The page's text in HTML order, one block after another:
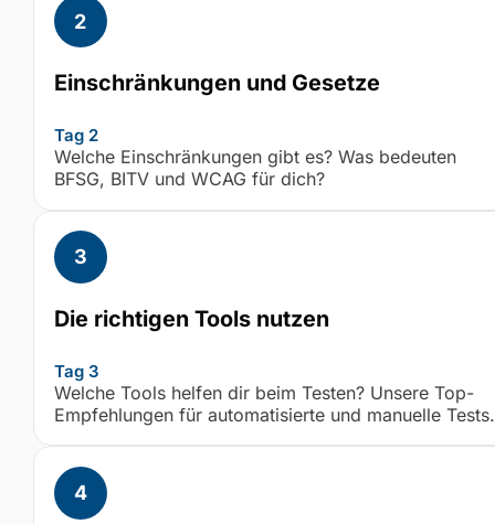
Einschränkungen und Gesetze
Tag 2
Welche Einschränkungen gibt es? Was bedeuten
BFSG, BITV und WCAG für dich?
Die richtigen Tools nutzen
Tag 3
Welche Tools helfen dir beim Testen? Unsere Top-
Empfehlungen für automatisierte und manuelle Tests.